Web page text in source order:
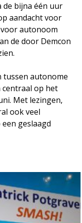
de bijna één uur
aandacht voor
autonoom
de door Demcon
tussen autonome
op het
Met lezingen,
ook veel
geslaagd